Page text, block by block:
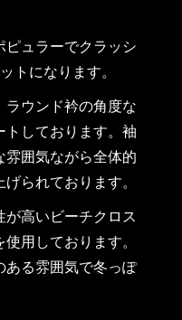
ピュラーでクラッシ
トになります。
ラウンド衿の角度な
トしております。袖
雰囲気ながら全体的
られております。
高いビーチクロス
用しております。
ある雰囲気で冬っぽ